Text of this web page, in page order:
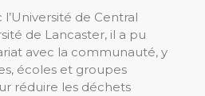
de Central
de Lancaster, il a pu
avec la communauté, y
écoles et groupes
réduire les déchets